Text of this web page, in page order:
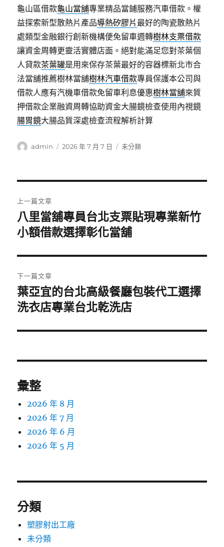
龜山區借款龜山當舖專業精品當鋪服務汽車借款。權
益探索新型散熱片產品導熱矽膠片 最好的陶瓷散熱片
處類型金融銀行創新機構便免留車週轉樹林支票借款
讓資金周轉更靈活實體店面。絕對能滿足您對茶葉個
人貸款茶葉罐是用來保存茶葉最好的容器標新北市合
法當舖推薦樹林當舖樹林汽車借款專員保護本公司與
借款人應有汽機車借款免留車利息優惠樹林當舖來質
押借款企業融資周轉協助資金大腸鏡檢查使用內視鏡
腸胃鏡大腸品質深處檢查流程解析計算
作
admin
發
2026 年 7 月 7 日
分
未分類
章
導
覽
上一篇文章
上
一
文
章:
八里當舖專員台北支票貼現專業新竹
小額借款選擇彰化當舖
下一篇文章
下
一
文
葉亞宜的台北高級餐廳包裝代工選擇
洗衣店專業台北乾洗店
彙整
2026 年 8 月
2026 年 7 月
2026 年 6 月
2026 年 5 月
分類
塑膠射出工廠
未分類